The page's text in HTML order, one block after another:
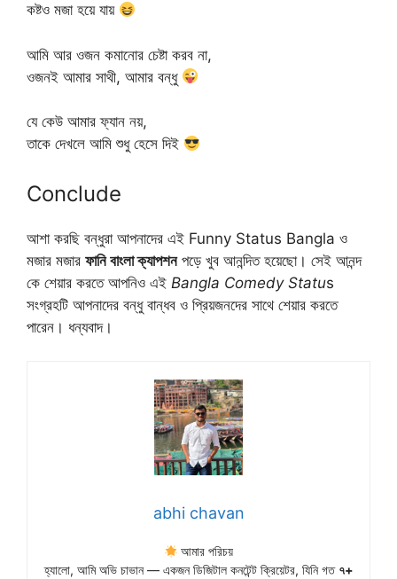
কষ্টও মজা হয়ে যায়
আমি আর ওজন কমানোর চেষ্টা করব না,
ওজনই আমার সাথী, আমার বন্ধু
যে কেউ আমার ফ্যান নয়,
তাকে দেখলে আমি শুধু হেসে দিই
Conclude
আশা করছি বন্ধুরা আপনাদের এই Funny Status Bangla ও
মজার মজার ফানি বাংলা ক্যাপশনপড়ে খুব আনন্দিত হয়েছো। সেই আনন্দ
কে শেয়ার করতে আপনিও এই Bangla Comedy Status
সংগ্রহটি আপনাদের বন্ধু বান্ধব ও প্রিয়জনদের সাথে শেয়ার করতে
পারেন। ধন্যবাদ।
abhi chavan
আমার পরিচয়
হ্যালো, আমি অভি চাভান — একজন ডিজিটাল কনটেন্ট ক্রিয়েটর, যিনি গত ৭+